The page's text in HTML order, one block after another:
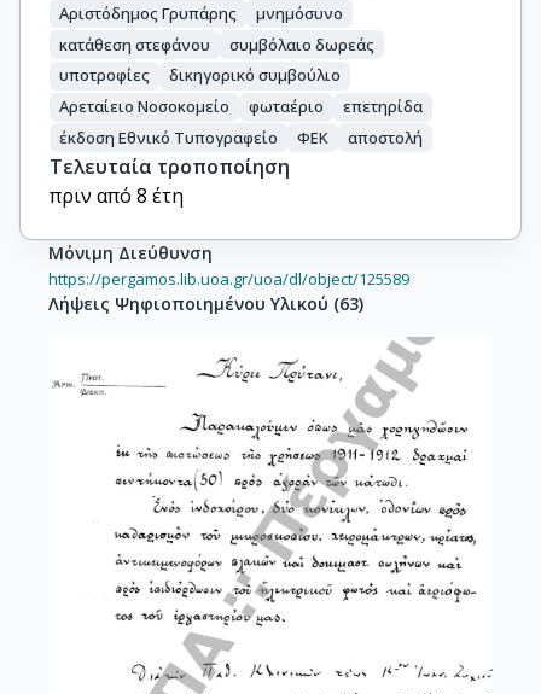
Αριστόδημος Γρυπάρης
μνημόσυνο
κατάθεση στεφάνου
συμβόλαιο δωρεάς
υποτροφίες
δικηγορικό συμβούλιο
Αρεταίειο Νοσοκομείο
φωταέριο
επετηρίδα
έκδοση Εθνικό Τυπογραφείο
ΦΕΚ αποστολή
Τελευταία τροποποίηση
πριν από 8 έτη
Μόνιμη Διεύθυνση
https://pergamos.lib.uoa.gr/uoa/dl/object/125589
Λήψεις Ψηφιοποιημένου Υλικού (63)